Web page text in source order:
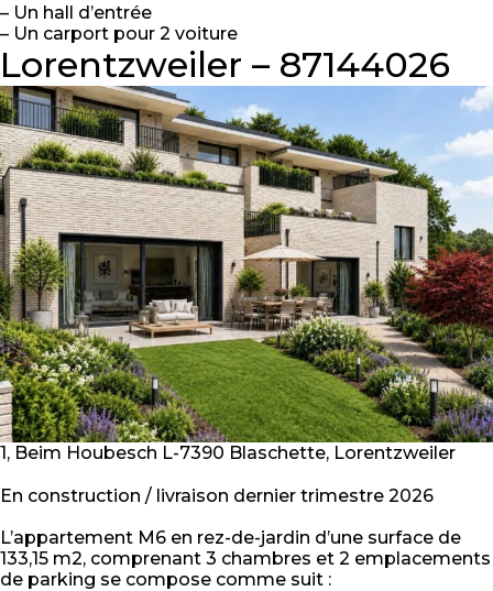
– Un hall d’entrée
– Un carport pour 2 voiture
Lorentzweiler – 87144026
1, Beim Houbesch L-7390 Blaschette, Lorentzweiler
En construction / livraison dernier trimestre 2026
L’appartement M6 en rez-de-jardin d’une surface de
133,15 m2, comprenant 3 chambres et 2 emplacements
de parking se compose comme suit :